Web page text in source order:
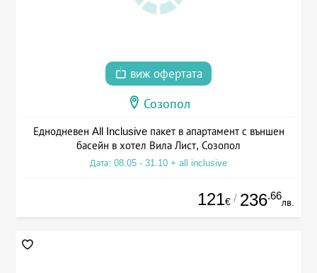
виж офертата
Созопол
Еднодневен All Inclusive пакет в апартамент с външен
басейн в хотел Вила Лист, Созопол
Дата: 08.05 - 31.10 + all inclusive
121€ / 236.66
лв.